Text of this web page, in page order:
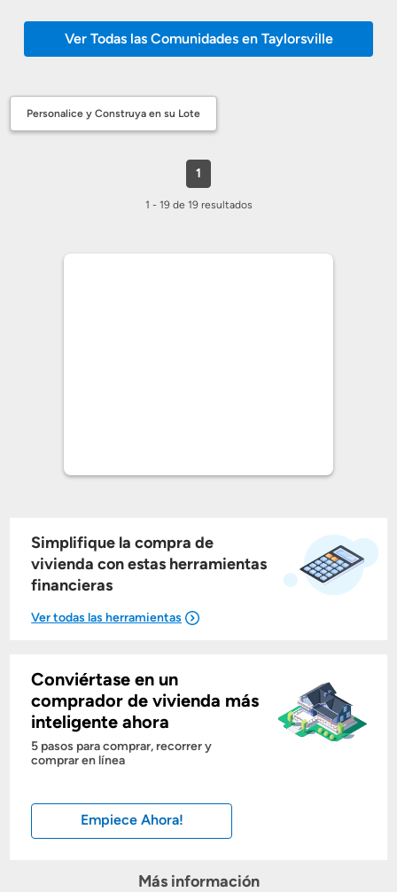
Ver Todas las Comunidades en Taylorsville
Personalice y Construya en su Lote
1
1 - 19 de 19 resultados
Simplifique la compra de
vivienda con estas herramientas
financieras
Mostrarme lo que puedo pagar
Costos casa nueva vs. usada
Calcular mi hipoteca
Obtener Aprobación Previa
Conviértase en un
comprador de vivienda más
inteligente ahora
5 pasos para comprar, recorrer y
comprar en línea
Empiece Ahora!
Más información